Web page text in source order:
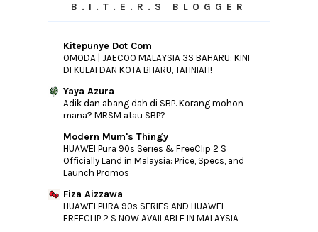
View Blog
Sejarah Kubur Panjang
Entry Rindu
►August(34)
►July(31)
►June(40)
►April(22)
►March(26)
►January(11)
B.I.T.E.R.S BLOGGER
Kitepunye Dot Com
OMODA | JAECOO MALAYSIA 3S BAHARU: KINI
DI KULAI DAN KOTA BHARU, TAHNIAH!
Yaya Azura
Adik dan abang dah di SBP. Korang mohon
mana? MRSM atau SBP?
Modern Mum's Thingy
HUAWEI Pura 90s Series & FreeClip 2 S
Officially Land in Malaysia: Price, Specs, and
Launch Promos
Fiza Aizzawa
HUAWEI PURA 90s SERIES AND HUAWEI
FREECLIP 2 S NOW AVAILABLE IN MALAYSIA